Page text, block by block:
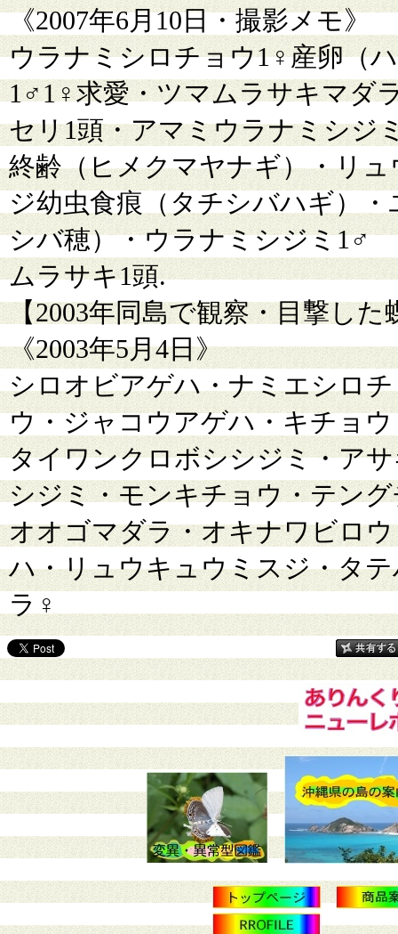
《2007年6月10日・撮影メモ》
ウラナミシロチョウ1♀産卵（
1♂1♀求愛・ツマムラサキマダ
セリ1頭・アマミウラナミシジ
終齢（ヒメクマヤナギ）・リ
ジ幼虫食痕（タチシバハギ）
シバ穂）・ウラナミシジミ1♂
ムラサキ1頭.
【2003年同島で観察・目撃し
《2003年5月4日》
シロオビアゲハ・ナミエシロ
ウ・ジャコウアゲハ・キチョ
タイワンクロボシシジミ・ア
シジミ・モンキチョウ・テン
オオゴマダラ・オキナワビロ
ハ・リュウキュウミスジ・タ
ラ♀